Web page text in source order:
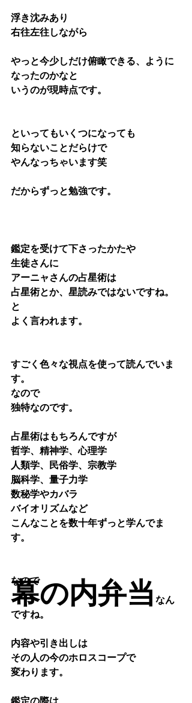
浮き沈みあり
右往左往しながら
やっと今少しだけ俯瞰できる、ように
なったのかなと
いうのが現時点です。
といってもいくつになっても
知らないことだらけで
やんなっちゃいます笑
だからずっと勉強です。
鑑定を受けて下さったかたや
生徒さんに
アーニャさんの占星術は
占星術とか、星読みではないですね。
と
よく言われます。
すごく色々な視点を使って読んでいま
す。
なので
独特なのです。
占星術はもちろんですが
哲学、精神学、心理学
人類学、民俗学、宗教学
脳科学、量子力学
数秘学やカバラ
バイオリズムなど
こんなことを数十年ずっと学んでま
す。
なので
幕の内弁当 なん
ですね。
内容や引き出しは
その人の今のホロスコープで
変わります。